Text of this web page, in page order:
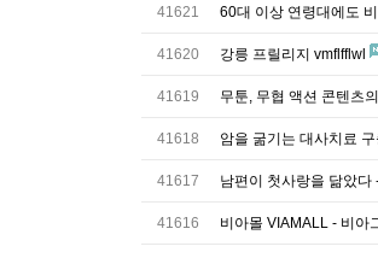
41621 60대 이상 연령대에도
41620 강릉 프릴리지 vmflfflwl
41619 무툰, 무협 액션 콘텐츠
41618 암을 굶기는 대사치료
41617 남편이 첫사랑을 닮았다
41616 비아몰 VIAMALL - 비아